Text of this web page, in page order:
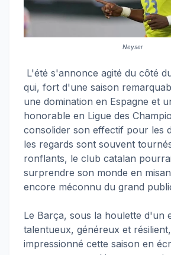
Neyser
L'été s'annonce agité du côté
qui, fort d'une saison
une domination en Espagne et
honorable en Ligue des
consolider son effectif pour les
les regards sont souvent
ronflants, le club catalan
surprendre son monde en
encore méconnu du grand
Le Barça, sous la houlette d'un
talentueux, généreux et
impressionné cette saison en